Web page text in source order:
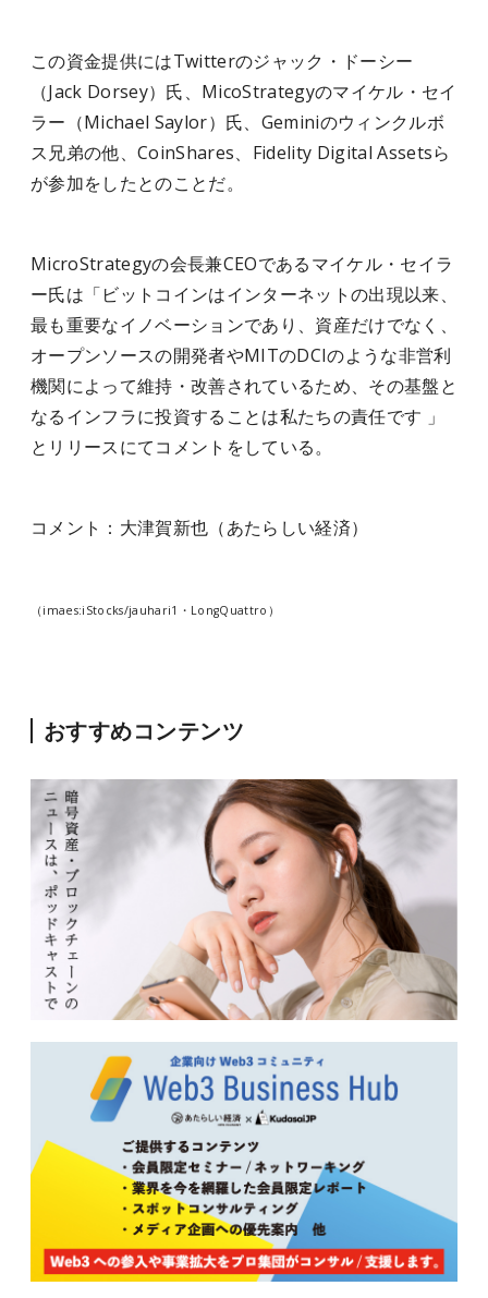
この資金提供にはTwitterのジャック・ドーシー
（Jack Dorsey）氏、MicoStrategyのマイケル・セイ
ラー（Michael Saylor）氏、Geminiのウィンクルボ
ス兄弟の他、CoinShares、Fidelity Digital Assetsら
が参加をしたとのことだ。
MicroStrategyの会長兼CEOであるマイケル・セイラ
ー氏は「ビットコインはインターネットの出現以来、
最も重要なイノベーションであり、資産だけでなく、
オープンソースの開発者やMITのDCIのような非営利
機関によって維持・改善されているため、その基盤と
なるインフラに投資することは私たちの責任です 」
とリリースにてコメントをしている。
コメント：大津賀新也（あたらしい経済）
（imaes:iStocks/jauhari1・LongQuattro）
おすすめコンテンツ